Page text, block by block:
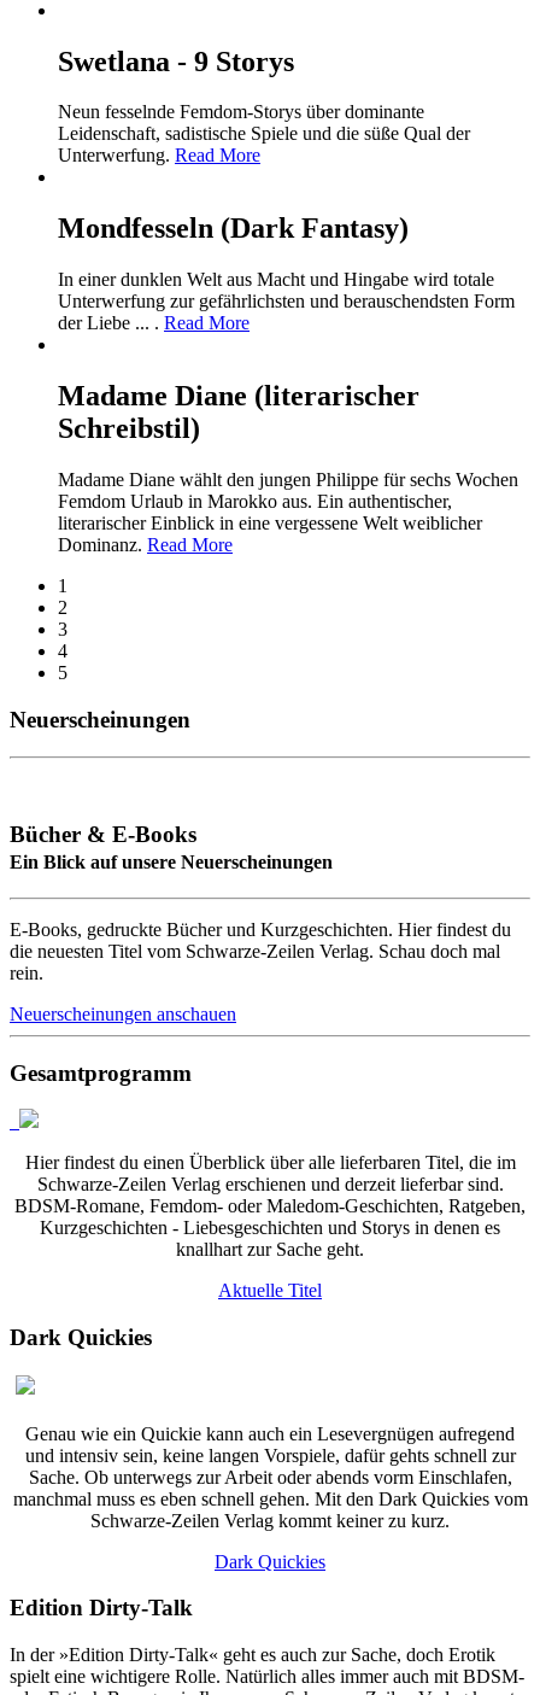
Swetlana - 9 Storys
Neun fesselnde Femdom-Storys über dominante
Leidenschaft, sadistische Spiele und die süße Qual der
Unterwerfung. Read More
Mondfesseln (Dark Fantasy)
In einer dunklen Welt aus Macht und Hingabe wird totale
Unterwerfung zur gefährlichsten und berauschendsten Form
der Liebe ... . Read More
Madame Diane (literarischer
Schreibstil)
Madame Diane wählt den jungen Philippe für sechs Wochen
Femdom Urlaub in Marokko aus. Ein authentischer,
literarischer Einblick in eine vergessene Welt weiblicher
Dominanz. Read More
1
2
3
4
5
Neuerscheinungen
Bücher & E-Books
Ein Blick auf unsere Neuerscheinungen
E-Books, gedruckte Bücher und Kurzgeschichten. Hier findest du
die neuesten Titel vom Schwarze-Zeilen Verlag. Schau doch mal
rein.
Neuerscheinungen anschauen
Gesamtprogramm
Hier findest du einen Überblick über alle lieferbaren Titel, die im
Schwarze-Zeilen Verlag erschienen und derzeit lieferbar sind.
BDSM-Romane, Femdom- oder Maledom-Geschichten, Ratgeben,
Kurzgeschichten - Liebesgeschichten und Storys in denen es
knallhart zur Sache geht.
Aktuelle Titel
Dark Quickies
Genau wie ein Quickie kann auch ein Lesevergnügen aufregend
und intensiv sein, keine langen Vorspiele, dafür gehts schnell zur
Sache. Ob unterwegs zur Arbeit oder abends vorm Einschlafen,
manchmal muss es eben schnell gehen. Mit den Dark Quickies vom
Schwarze-Zeilen Verlag kommt keiner zu kurz.
Dark Quickies
Edition Dirty-Talk
In der »Edition Dirty-Talk« geht es auch zur Sache, doch Erotik
spielt eine wichtigere Rolle. Natürlich alles immer auch mit BDSM-